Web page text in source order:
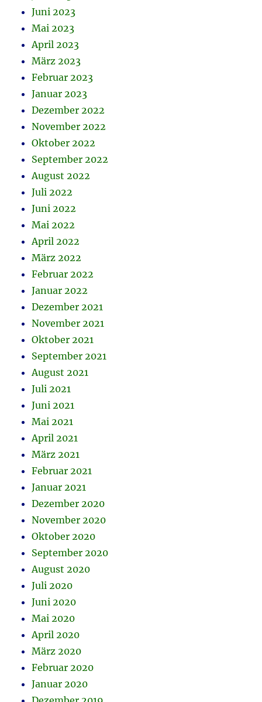
Juni 2023
Mai 2023
April 2023
März 2023
Februar 2023
Januar 2023
Dezember 2022
November 2022
Oktober 2022
September 2022
August 2022
Juli 2022
Juni 2022
Mai 2022
April 2022
März 2022
Februar 2022
Januar 2022
Dezember 2021
November 2021
Oktober 2021
September 2021
August 2021
Juli 2021
Juni 2021
Mai 2021
April 2021
März 2021
Februar 2021
Januar 2021
Dezember 2020
November 2020
Oktober 2020
September 2020
August 2020
Juli 2020
Juni 2020
Mai 2020
April 2020
März 2020
Februar 2020
Januar 2020